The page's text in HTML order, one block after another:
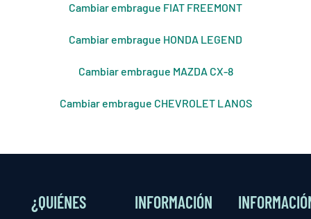
Cambiar embrague FIAT FREEMONT
Cambiar embrague HONDA LEGEND
Cambiar embrague MAZDA CX-8
Cambiar embrague CHEVROLET LANOS
¿QUIÉNES
INFORMACIÓN